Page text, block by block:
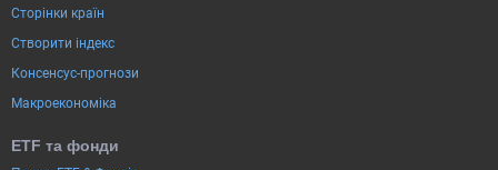
Сторінки країн
Створити індекс
Консенсус-прогнози
Макроекономіка
ETF та фонди